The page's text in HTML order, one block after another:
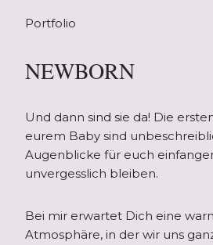
Portfolio
NEWBORN
Und dann sind sie da! Die
eurem Baby sind
Augenblicke für euch
unvergesslich bleiben.
Bei mir erwartet Dich eine
Atmosphäre, in der wir uns